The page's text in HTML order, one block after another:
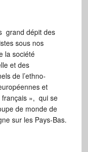
grand dépit des
sous nos
la société
et des
de l’ethno-
et
français », qui se
de monde de
sur les Pays-Bas.